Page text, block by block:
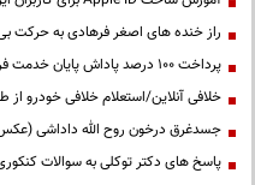
راز خنده های اصغر فرهادی به حرکت
پرداخت ۱۰۰ درصد پاداش پایان خدمت فرهنگیان
خلافی آنلاین/استعلام خلافی خودرو از
جسدغرق درخون روح الله داداشی
پاسخ های دکتر توکلی به سوالات